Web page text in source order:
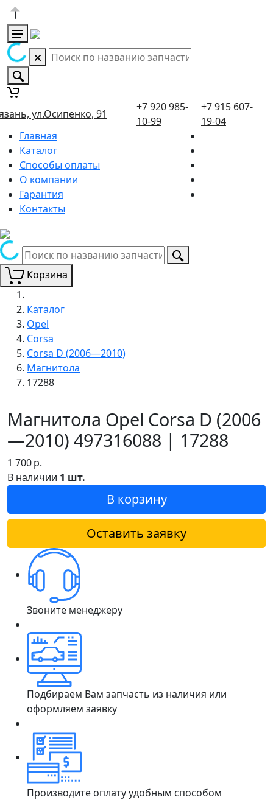
ул.Осипенко, 91
+7 920 985-
10-99
+7 915 607-
19-04
Главная
Каталог
Способы оплаты
О компании
Гарантия
Контакты
Корзина
Каталог
Opel
Corsa
Corsa D (2006—2010)
Магнитола
17288
Магнитола Opel Corsa D (2006
—2010) 497316088 | 17288
1 700р.
В наличии 1 шт.
В корзину
Оставить заявку
Звоните менеджеру
Подбираем Вам запчасть из наличия или
оформляем заявку
Производите оплату удобным способом